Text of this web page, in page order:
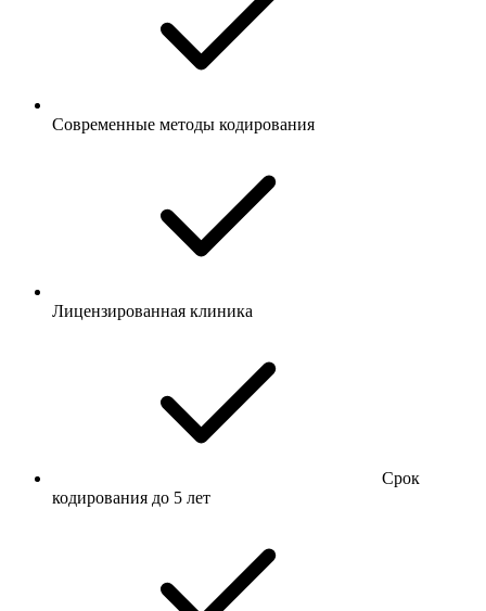
Современные методы кодирования
Лицензированная клиника
Срок
кодирования до 5 лет